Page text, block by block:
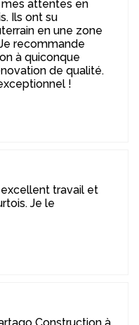
attentes en
Ils ont su
en une zone
recommande
à quiconque
de qualité.
!
travail et
Je le
Construction à